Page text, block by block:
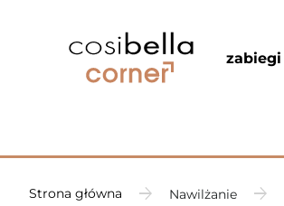
zabiegi
Strona główna Nawilżanie